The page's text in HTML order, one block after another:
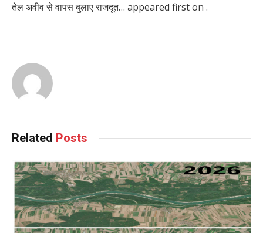
तेल अवीव से वापस बुलाए राजदूत… appeared first on .
Related Posts